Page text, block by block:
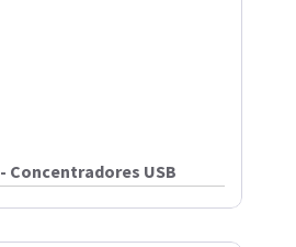
Concentradores USB